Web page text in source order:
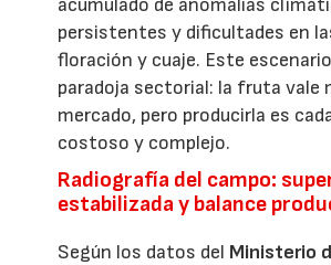
persistentes y dificultades en
floración y cuaje. Este
paradoja sectorial: la fruta vale
mercado, pero producirla es
costoso y complejo.
Radiografía del campo:
estabilizada y balance
Según los datos del Ministerio